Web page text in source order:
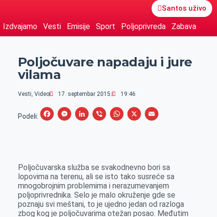
Santos uživo
Izdvajamo Vesti Emisije Sport Poljoprivreda Zabava
Poljočuvare napadaju i jure
vilama
Vesti, Video 17. septembar 2015. 19:46
Podeli:
F
b
o
o
k
M
e
n
g
e
L
e
d
I
n
V
r
W
s
A
p
p
X
E
l
Poljočuvarska služba se svakodnevno bori sa
lopovima na terenu, ali se isto tako susreće sa
mnogobrojnim problemima i nerazumevanjem
poljoprivrednika. Selo je malo okruženje gde se
poznaju svi meštani, to je ujedno jedan od razloga
zbog kog je poljočuvarima otežan posao. Međutim